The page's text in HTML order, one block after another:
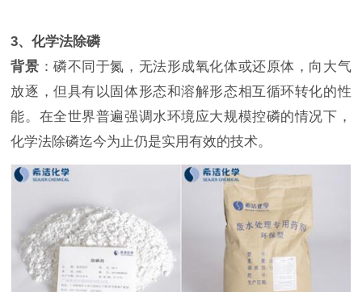
3、化学法除磷
背景 ：磷不同于氮，无法形成氧化体或还原体，向大气
放逐，但具有以固体形态和溶解形态相互循环转化的性
能。在全世界普遍强调水环境应大规模控磷的情况下，
化学法除磷迄今为止仍是实用有效的技术。